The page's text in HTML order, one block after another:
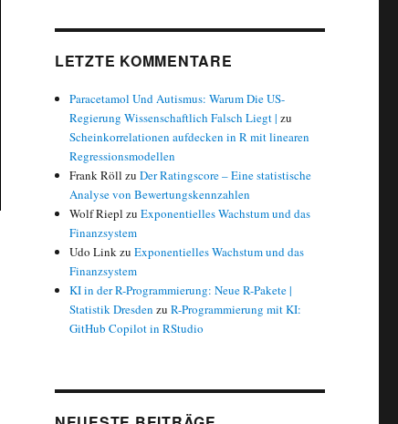
LETZTE KOMMENTARE
Paracetamol Und Autismus: Warum Die US-
Regierung Wissenschaftlich Falsch Liegt | zu
Scheinkorrelationen aufdecken in R mit linearen
Regressionsmodellen
Frank Röll zuDer Ratingscore – Eine statistische
Analyse von Bewertungskennzahlen
Wolf Riepl zuExponentielles Wachstum und das
Finanzsystem
Udo LinkzuExponentielles Wachstum und das
Finanzsystem
KI in der R-Programmierung: Neue R-Pakete |
Statistik Dresden zuR-Programmierung mit KI:
GitHub Copilot in RStudio